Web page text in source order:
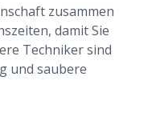
zusammen
damit Sie
Techniker sind
und saubere